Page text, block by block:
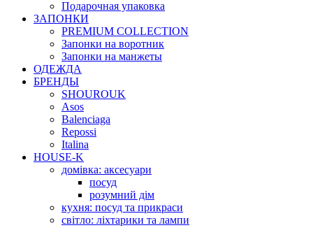
Подарочная упаковка
ЗАПОНКИ
PREMIUM COLLECTION
Запонки на воротник
Запонки на манжеты
ОДЕЖДА
БРЕНДЫ
SHOUROUK
Asos
Balenciaga
Repossi
Italina
HOUSE-K
домівка: аксесуари
посуд
розумний дім
кухня: посуд та прикраси
світло: ліхтарики та лампи